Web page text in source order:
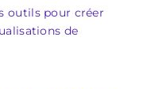
outils pour créer
de